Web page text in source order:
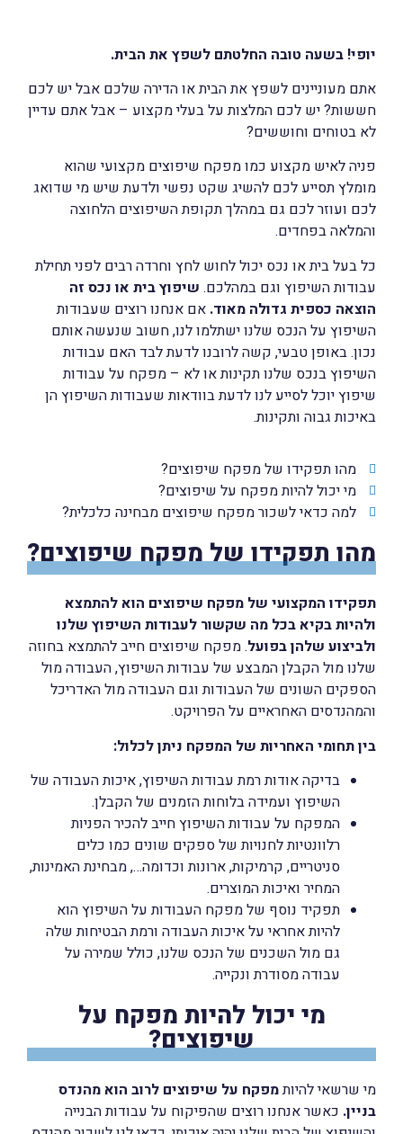
יופי! בשעה טובה החלטתם לשפץ את הבית.
אתם מעוניינים לשפץ את הבית או הדירה שלכם אבל יש לכם
חששות?יש לכם המלצות על בעלי מקצוע – אבל אתם עדיין
לא בטוחים וחוששים?
פניה לאיש מקצוע כמו מפקח שיפוצים מקצועי שהוא
מומלץ תסייע לכם להשיג שקט נפשי ולדעת שיש מי שדואג
לכם ועוזר לכם גם במהלך תקופת השיפוצים הלחוצה
והמלאה בפחדים.
כל בעל בית או נכס יכול לחוש לחץ וחרדה רבים לפני תחילת
עבודות השיפוץ וגם במהלכם. שיפוץ בית או נכס זה
הוצאה כספית גדולה מאוד. אם אנחנו רוצים שעבודות
השיפוץ על הנכס שלנו ישתלמו לנו, חשוב שנעשה אותם
נכון. באופן טבעי, קשה לרובנו לדעת לבד האם עבודות
השיפוץ בנכס שלנו תקינות או לא – מפקח על עבודות
שיפוץ יוכל לסייע לנו לדעת בוודאות שעבודות השיפוץ הן
באיכות גבוה ותקינות.
מהו תפקידו של מפקח שיפוצים?
מי יכול להיות מפקח על שיפוצים?
למה כדאי לשכור מפקח שיפוצים מבחינה כלכלית?
מהו תפקידו של מפקח שיפוצים?
תפקידו המקצועי של מפקח שיפוצים הוא להתמצא
ולהיות בקיא בכל מה שקשור לעבודות השיפוץ שלנו
ולביצוע שלהן בפועל. מפקח שיפוצים חייב להתמצא בחוזה
שלנו מול הקבלן המבצע של עבודות השיפוץ, העבודה מול
הספקים השונים של העבודות וגם העבודה מול האדריכל
והמהנדסים האחראיים על הפרויקט.
בין תחומי האחריות של המפקח ניתן לכלול:
בדיקה אודות רמת עבודות השיפוץ, איכות העבודה של
השיפוץ ועמידה בלוחות הזמנים של הקבלן.
המפקח על עבודות השיפוץ חייב להכיר הפניות
רלוונטיות לחנויות של ספקים שונים כמו כלים
סניטריים, קרמיקות, ארונות וכדומה…, מבחינת האמינות,
המחיר ואיכות המוצרים.
תפקיד נוסף של מפקח העבודות על השיפוץ הוא
להיות אחראי על איכות העבודה ורמת הבטיחות שלה
גם מול השכנים של הנכס שלנו, כולל שמירה על
עבודה מסודרת ונקייה.
מי יכול להיות מפקח על
שיפוצים?
מי שרשאי להיותמפקח על שיפוצים לרוב הוא מהנדס
בניין. כאשר אנחנו רוצים שהפיקוח על עבודות הבנייה